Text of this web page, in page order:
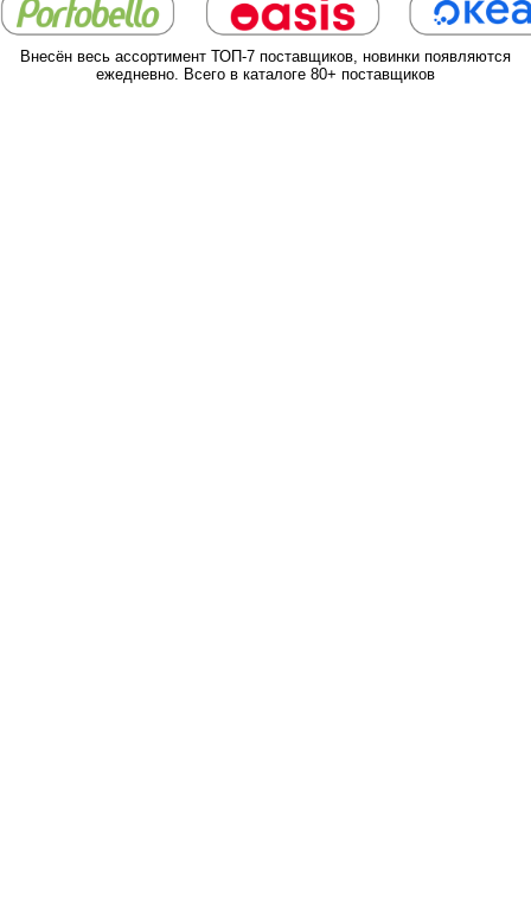
Внесён весь ассортимент ТОП-7 поставщиков, новинки появляются
ежедневно. Всего в каталоге 80+ поставщиков